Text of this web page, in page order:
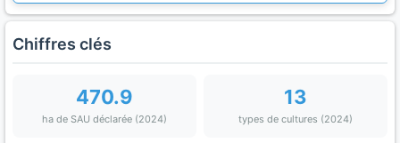
Chiffres clés
470.9
ha de SAU déclarée (2024)
13
types de cultures (2024)